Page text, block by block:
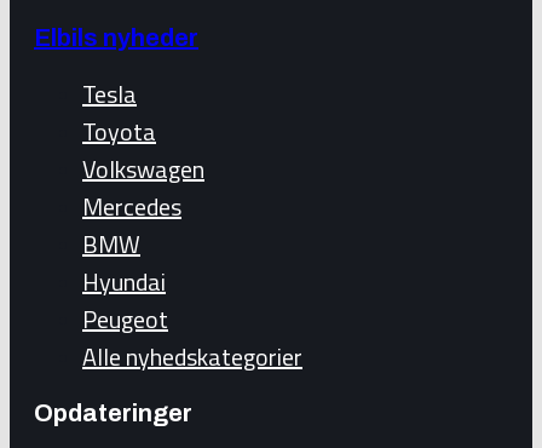
Elbils nyheder
Tesla
Toyota
Volkswagen
Mercedes
BMW
Hyundai
Peugeot
Alle nyhedskategorier
Opdateringer